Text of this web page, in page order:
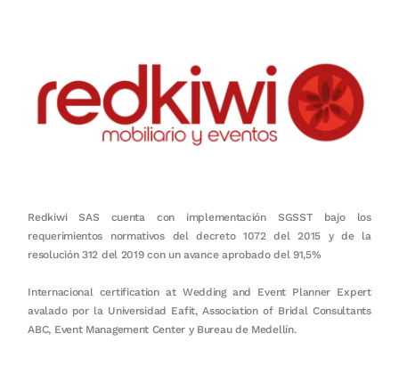
Redkiwi SAS cuenta con implementación SGSST bajo los
requerimientos normativos del decreto 1072 del 2015 y de la
resolución 312 del 2019 con un avance aprobado del 91,5%
Internacional certification at Wedding and Event Planner Expert
avalado por la Universidad Eafit, Association of Bridal Consultants
ABC, Event Management Center y Bureau de Medellín.